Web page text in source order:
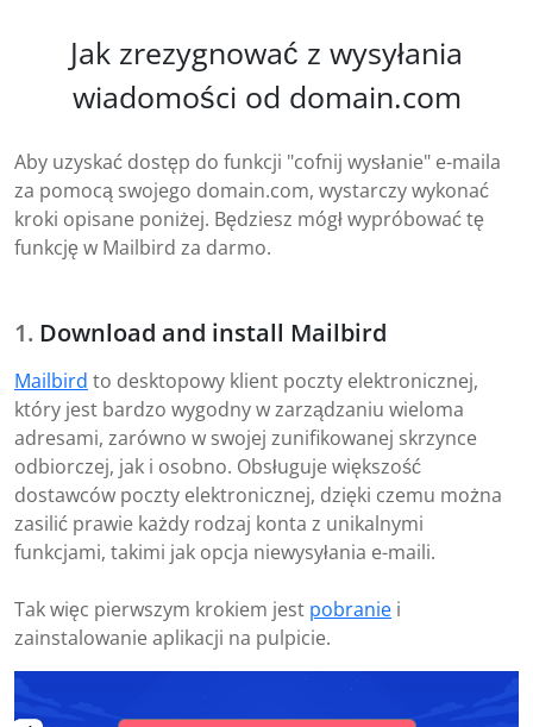
Jak zrezygnować z wysyłania
wiadomości od domain.com
Aby uzyskać dostęp do funkcji "cofnij wysłanie" e-maila
za pomocą swojego domain.com, wystarczy wykonać
kroki opisane poniżej. Będziesz mógł wypróbować tę
funkcję w Mailbird za darmo.
Download and install Mailbird
Mailbird to desktopowy klient poczty elektronicznej,
który jest bardzo wygodny w zarządzaniu wieloma
adresami, zarówno w swojej zunifikowanej skrzynce
odbiorczej, jak i osobno. Obsługuje większość
dostawców poczty elektronicznej, dzięki czemu można
zasilić prawie każdy rodzaj konta z unikalnymi
funkcjami, takimi jak opcja niewysyłania e-maili.
Tak więc pierwszym krokiem jest pobranie i
zainstalowanie aplikacji na pulpicie.